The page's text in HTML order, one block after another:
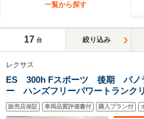
一覧から探す
17 台 絞り込み
レクサス
ES 300h Fスポーツ 後期 パノ
ー ハンズフリーパワートラン
煙車 白革 シートベンチレー
メーカーナビ 純正19インチブラ
販売店保証 車両品質評価書付 購入プラン付